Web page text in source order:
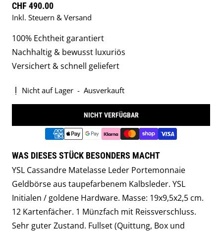
Regulärer Preis
CHF 490.00
Inkl. Steuern & Versand
100% Echtheit garantiert
Nachhaltig & bewusst luxuriös
Versichert & schnell geliefert
Nicht auf Lager - Ausverkauft
NICHT VERFÜGBAR
WAS DIESES STÜCK BESONDERS MACHT
YSL Cassandre Matelasse Leder Portemonnaie
Geldbörse aus taupefarbenem Kalbsleder. YSL
Initialen / goldene Hardware. Masse: 19x9,5x2,5 cm.
12 Kartenfächer. 1 Münzfach mit Reissverschluss.
Sehr guter Zustand. Fullset (Quittung, Box und